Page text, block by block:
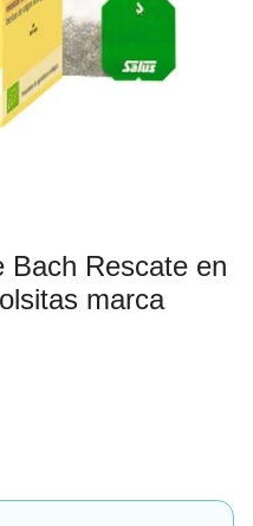
Bach Rescate en
marca